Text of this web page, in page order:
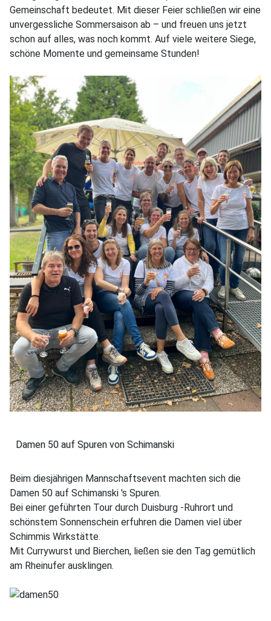
Gemeinschaft bedeutet. Mit dieser Feier schließen wir eine
unvergessliche Sommersaison ab – und freuen uns jetzt
schon auf alles, was noch kommt. Auf viele weitere Siege,
schöne Momente und gemeinsame Stunden!
Damen 50 auf Spuren von Schimanski
Beim diesjährigen Mannschaftsevent machten sich die
Damen 50 auf Schimanski 's Spuren.
Bei einer geführten Tour durch Duisburg -Ruhrort und
schönstem Sonnenschein erfuhren die Damen viel über
Schimmis Wirkstätte.
Mit Currywurst und Bierchen, ließen sie den Tag gemütlich
am Rheinufer ausklingen.